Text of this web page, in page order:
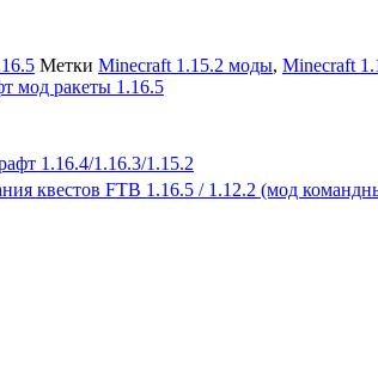
Метки Minecraft 1.15.2 моды, Minecraft
мод ракеты 1.16.5
1.16.4/1.16.3/1.15.2
квестов FTB 1.16.5 / 1.12.2 (мод